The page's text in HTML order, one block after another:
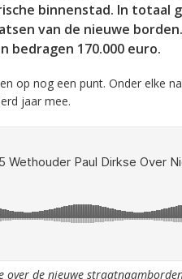
binnenstad. In totaal
van de nieuwe
bedragen 170.000 euro.
op nog een punt. Onder elke
jaar mee.
over de nieuwe